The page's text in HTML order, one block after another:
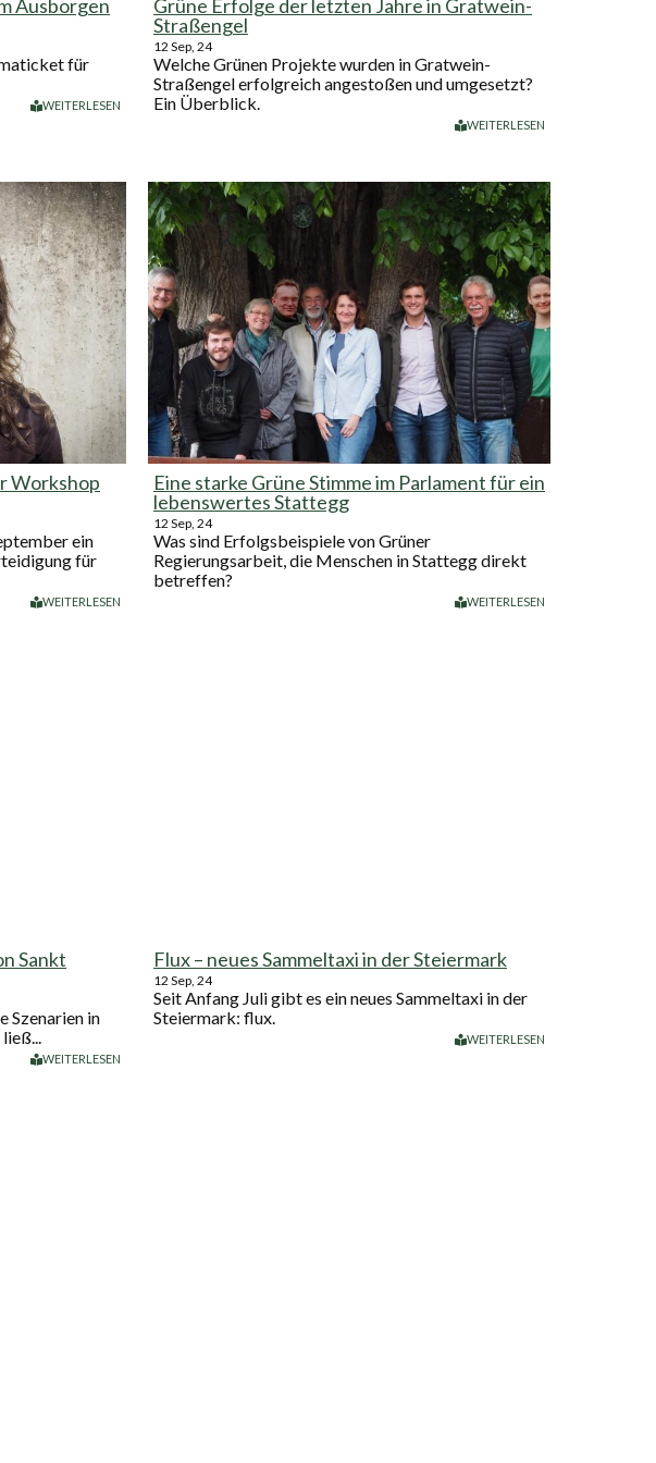
Ausborgen
für
WEITERLESEN
Grüne Erfolge der letzten Jahre in Gratwein-
Straßengel
12 Sep, 24
Welche Grünen Projekte wurden in Gratwein-
Straßengel erfolgreich angestoßen und umgesetzt?
Ein Überblick.
WEITERLESEN
Workshop
ein
für
WEITERLESEN
Eine starke Grüne Stimme im Parlament für ein
lebenswertes Stattegg
12 Sep, 24
Was sind Erfolgsbeispiele von Grüner
Regierungsarbeit, die Menschen in Stattegg direkt
betreffen?
WEITERLESEN
Sankt
Szenarien in
WEITERLESEN
Flux – neues Sammeltaxi in der Steiermark
12 Sep, 24
Seit Anfang Juli gibt es ein neues Sammeltaxi in der
Steiermark: flux.
WEITERLESEN